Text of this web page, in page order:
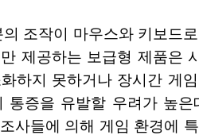
조작이 마우스와 키보드
제공하는 보급형 제품은
하지 못하거나 장시간 게
통증을 유발할 우려가 높은
사들에 의해 게임 환경에